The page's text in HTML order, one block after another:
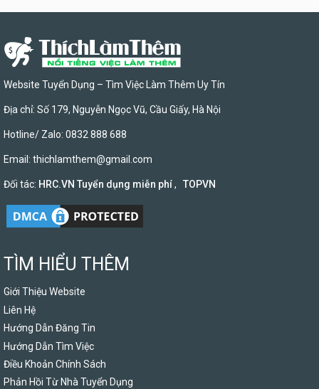
Website Tuyển Dụng – Tìm Việc Làm Thêm Uy Tín
Địa chỉ: Số 179, Nguyễn Ngọc Vũ, Cầu Giấy, Hà Nội
Hotline/ Zalo: 0832 888 688
Email: thichlamthem@gmail.com
Đối tác: HRC.VN Tuyển dụng miễn phí, TOPVN
TÌM HIỂU THÊM
Giới Thiệu Website
Liên Hệ
Hướng Dẫn Đăng Tin
Hướng Dẫn Tìm Việc
Điều Khoản Chính Sách
Phản Hồi Từ Nhà Tuyển Dụng